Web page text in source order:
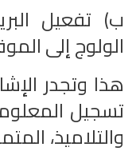
ب) تفعيل
الولوج إلى
هذا وتجدر
تسجيل
والتلاميذ،